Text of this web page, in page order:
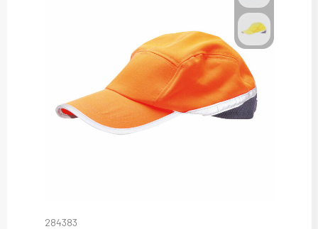
284383